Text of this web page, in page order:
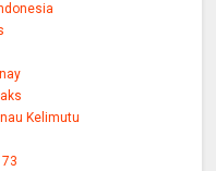
Kelimutu
73